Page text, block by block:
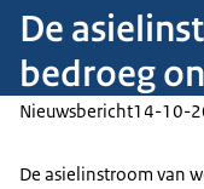
De
bedroeg
Nieuwsbericht14-10-
De asielinstroom van